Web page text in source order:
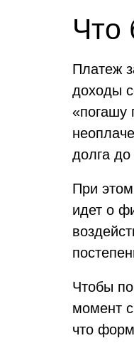
Что
Платеж
доходы
«погашу
долга до
При
идет о
Чтобы
момент
что